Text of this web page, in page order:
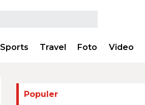
Sports Travel Foto Video
Populer